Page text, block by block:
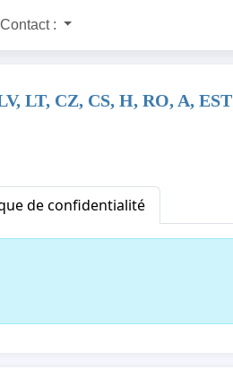
Contact :
LT, CZ, CS, H, RO, A, EST
de confidentialité